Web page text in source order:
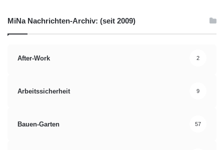
MiNa Nachrichten-Archiv: (seit 2009)
After-Work 2
Arbeitssicherheit 9
Bauen-Garten 57